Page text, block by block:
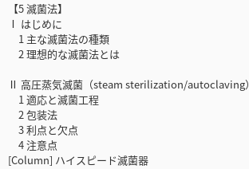
【5 滅菌法】
Ⅰ はじめに
1 主な滅菌法の種類
2 理想的な滅菌法とは
Ⅱ 高圧蒸気滅菌（steam sterilization/autoclaving）
1 適応と滅菌工程
2 包装法
3 利点と欠点
4 注意点
[Column] ハイスピード滅菌器